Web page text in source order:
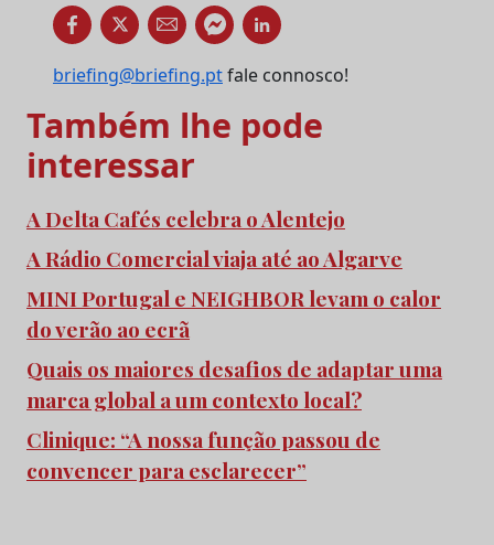
briefing@briefing.ptfale connosco!
Também lhe pode
interessar
A Delta Cafés celebra o Alentejo
A Rádio Comercial viaja até ao Algarve
MINI Portugal e NEIGHBOR levam o calor
do verão ao ecrã
Quais os maiores desafios de adaptar uma
marca global a um contexto local?
Clinique: “A nossa função passou de
convencer para esclarecer”